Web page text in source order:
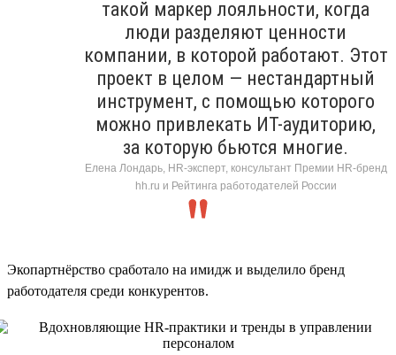
такой маркер лояльности, когда
люди разделяют ценности
компании, в которой работают. Этот
проект в целом — нестандартный
инструмент, с помощью которого
можно привлекать ИТ-аудиторию,
за которую бьются многие.
Елена Лондарь, HR-эксперт, консультант Премии HR-бренд
hh.ru и Рейтинга работодателей России
Экопартнёрство сработало на имидж и выделило бренд
работодателя среди конкурентов.